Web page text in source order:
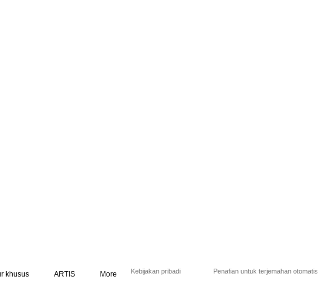
khusus ARTIS More Kebijakan pribadi Penafian untuk terjemahan otomatis